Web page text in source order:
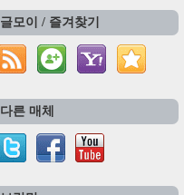
글모이 / 즐겨찾기
다른 매체